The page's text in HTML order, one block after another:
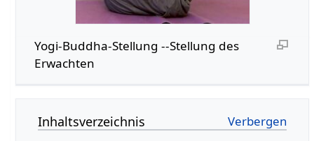
Yogi-Buddha-Stellung --Stellung des
Erwachten
Inhaltsverzeichnis